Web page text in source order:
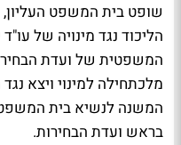
שופט בית המשפט
הליכוד נגד מינויה של
המשפטית של ועדת
מלכתחילה למינוי ויצא
המשנה לנשיא בית המשפט
בראש ועדת הבחירות.